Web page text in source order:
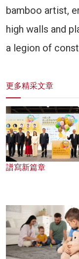
bamboo artist,
high walls and
a legion of
更多精采文章
譜寫新篇章